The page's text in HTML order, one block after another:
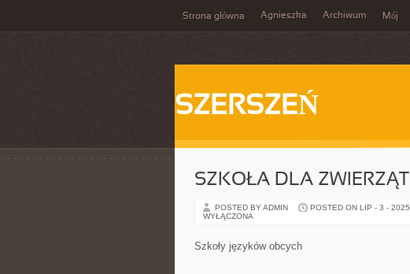
Strona główna Agnieszka Archiwum Mój
SZERSZEŃ
SZKOŁA DLA ZWIERZĄT
POSTED BY ADMIN POSTED ON LIP - 3 - 2025
WYŁĄCZONA
Szkoły języków obcych